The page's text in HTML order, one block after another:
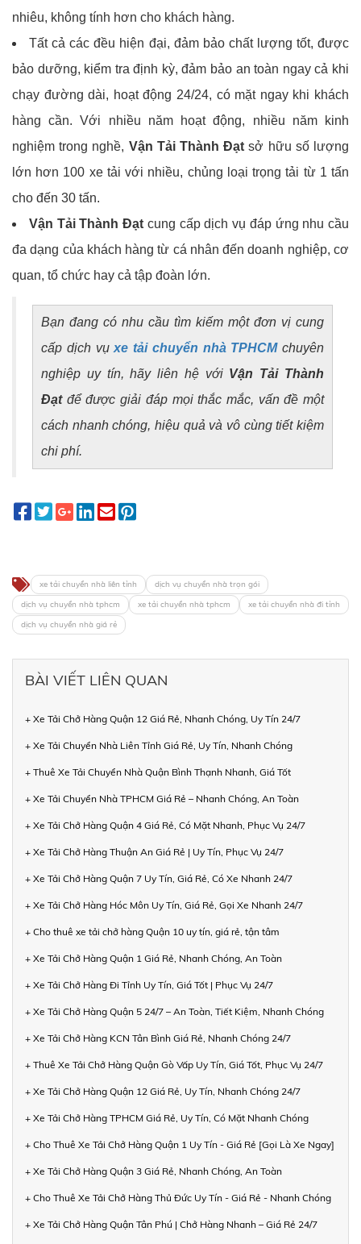
nhiêu, không tính hơn cho khách hàng.
Tất cả các đều hiện đại, đảm bảo chất lượng tốt, được
bảo dưỡng, kiểm tra định kỳ, đảm bảo an toàn ngay cả khi
chạy đường dài, hoạt động 24/24, có mặt ngay khi khách
hàng cần. Với nhiều năm hoạt động, nhiều năm kinh
nghiệm trong nghề, Vận Tải Thành Đạt sở hữu số lượng
lớn hơn 100 xe tải với nhiều, chủng loại trọng tải từ 1 tấn
cho đến 30 tấn.
Vận Tải Thành Đạt cung cấp dịch vụ đáp ứng nhu cầu
đa dạng của khách hàng từ cá nhân đến doanh nghiệp, cơ
quan, tổ chức hay cả tập đoàn lớn.
Bạn đang có nhu cầu tìm kiếm một đơn vị cung
cấp dịch vụxe tải chuyển nhà TPHCMchuyên
nghiệp uy tín, hãy liên hệ với Vận Tải Thành
Đạt để được giải đáp mọi thắc mắc, vấn đề một
cách nhanh chóng, hiệu quả và vô cùng tiết kiệm
chi phí.
xe tải chuyển nhà liên tỉnh
dịch vụ chuyển nhà trọn gói
dịch vụ chuyển nhà tphcm
xe tải chuyển nhà tphcm
xe tải chuyển nhà đi tỉnh
dịch vụ chuyển nhà giá rẻ
BÀI VIẾT LIÊN QUAN
+ Xe Tải Chở Hàng Quận 12 Giá Rẻ, Nhanh Chóng, Uy Tín 24/7
+ Xe Tải Chuyển Nhà Liên Tỉnh Giá Rẻ, Uy Tín, Nhanh Chóng
+ Thuê Xe Tải Chuyển Nhà Quận Bình Thạnh Nhanh, Giá Tốt
+ Xe Tải Chuyển Nhà TPHCM Giá Rẻ – Nhanh Chóng, An Toàn
+ Xe Tải Chở Hàng Quận 4 Giá Rẻ, Có Mặt Nhanh, Phục Vụ 24/7
+ Xe Tải Chở Hàng Thuận An Giá Rẻ | Uy Tín, Phục Vụ 24/7
+ Xe Tải Chở Hàng Quận 7 Uy Tín, Giá Rẻ, Có Xe Nhanh 24/7
+ Xe Tải Chở Hàng Hóc Môn Uy Tín, Giá Rẻ, Gọi Xe Nhanh 24/7
+ Cho thuê xe tải chở hàng Quận 10 uy tín, giá rẻ, tận tâm
+ Xe Tải Chở Hàng Quận 1 Giá Rẻ, Nhanh Chóng, An Toàn
+ Xe Tải Chở Hàng Đi Tỉnh Uy Tín, Giá Tốt | Phục Vụ 24/7
+ Xe Tải Chở Hàng Quận 5 24/7 – An Toàn, Tiết Kiệm, Nhanh Chóng
+ Xe Tải Chở Hàng KCN Tân Bình Giá Rẻ, Nhanh Chóng 24/7
+ Thuê Xe Tải Chở Hàng Quận Gò Vấp Uy Tín, Giá Tốt, Phục Vụ 24/7
+ Xe Tải Chở Hàng Quận 12 Giá Rẻ, Uy Tín, Nhanh Chóng 24/7
+ Xe Tải Chở Hàng TPHCM Giá Rẻ, Uy Tín, Có Mặt Nhanh Chóng
+ Cho Thuê Xe Tải Chở Hàng Quận 1 Uy Tín - Giá Rẻ [Gọi Là Xe Ngay]
+ Xe Tải Chở Hàng Quận 3 Giá Rẻ, Nhanh Chóng, An Toàn
+ Cho Thuê Xe Tải Chở Hàng Thủ Đức Uy Tín - Giá Rẻ - Nhanh Chóng
+ Xe Tải Chở Hàng Quận Tân Phú | Chở Hàng Nhanh – Giá Rẻ 24/7